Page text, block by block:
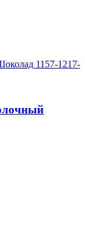
1157-1217-